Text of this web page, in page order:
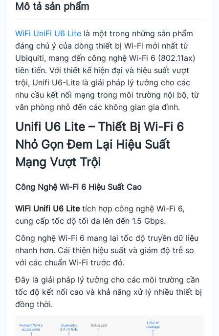
Mô tả sản phẩm
WiFi UniFi U6 Lite là một trong những sản phẩm
đáng chú ý của dòng thiết bị Wi-Fi mới nhất từ
Ubiquiti, mang đến công nghệ Wi-Fi 6 (802.11ax)
tiên tiến. Với thiết kế hiện đại và hiệu suất vượt
trội, Unifi U6-Lite là giải pháp lý tưởng cho các
nhu cầu kết nối mạng trong môi trường nội bộ, từ
văn phòng nhỏ đến các không gian gia đình.
Unifi U6 Lite – Thiết Bị Wi-Fi 6
Nhỏ Gọn Đem Lại Hiệu Suất
Mạng Vượt Trội
Công Nghệ Wi-Fi 6 Hiệu Suất Cao
WiFi Unifi U6 Litetích hợp công nghệ Wi-Fi 6,
cung cấp tốc độ tối đa lên đến 1.5 Gbps.
Công nghệ Wi-Fi 6 mang lại tốc độ truyền dữ liệu
nhanh hơn. Cải thiện hiệu suất và giảm độ trễ so
với các chuẩn Wi-Fi trước đó.
Đây là giải pháp lý tưởng cho các môi trường cần
tốc độ kết nối cao và khả năng xử lý nhiều thiết bị
đồng thời.